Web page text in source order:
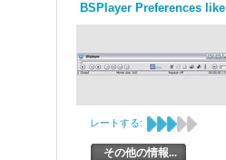
BSPlayer Preferences like
レートする:
その他の情報...